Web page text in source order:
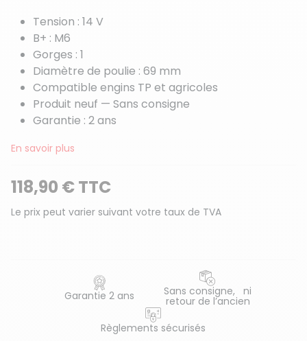
Tension : 14 V
B+ : M6
Gorges : 1
Diamètre de poulie : 69 mm
Compatible engins TP et agricoles
Produit neuf — Sans consigne
Garantie : 2 ans
En savoir plus
118,90 € TTC
Le prix peut varier suivant votre taux de TVA
Garantie 2 ans Sans consigne, ni
retour de l’ancien
Règlements sécurisés